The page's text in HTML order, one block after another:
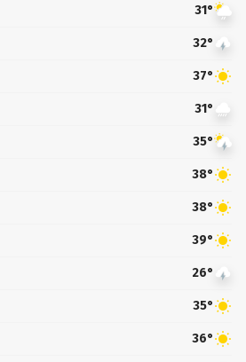
31°
32°
37°
31°
35°
38°
38°
39°
26°
35°
36°